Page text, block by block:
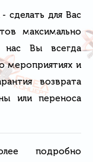
сделать для Вас
максимально
Вы всегда
мероприятиях и
возврата
или переноса
подробно